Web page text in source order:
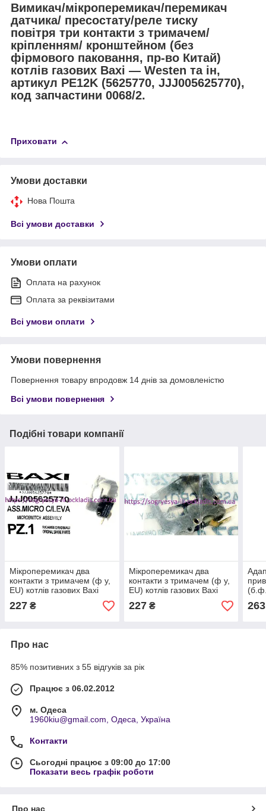
Вимикач/мікроперемикач/перемикач
датчика/ пресостату/реле тиску
повітря три контакти з тримачем/
кріпленням/ кронштейном (без
фірмового паковання, пр-во Китай)
котлів газових Baxi — Westen та ін,
артикул PE12K (5625770, JJJ005625770),
код запчастини 0068/2.
Приховати
Умови доставки
Нова Пошта
Всі умови доставки
Умови оплати
Оплата на рахунок
Оплата за реквізитами
Всі умови оплати
Умови повернення
Повернення товару впродовж 14 днів за домовленістю
Всі умови повернення
Подібні товари компанії
Мікроперемикач два
контакти з тримачем (ф у,
EU) котлів газових Baxi
Western, арт. 5625770, к.з.
0068/3
227 ₴
Мікроперемикач два
контакти з тримачем (ф у,
EU) котлів газових Baxi
Western, арт. 5625770, к.з.
0068/3
227₴
(б.ф.
к.з.
263
Про нас
85% позитивних з 55 відгуків за рік
Працює з 06.02.2012
м. Одеса
1960kiu@gmail.com, Одеса, Україна
Контакти
Сьогодні працює з 09:00 до 17:00
Показати весь графік роботи
Про нас